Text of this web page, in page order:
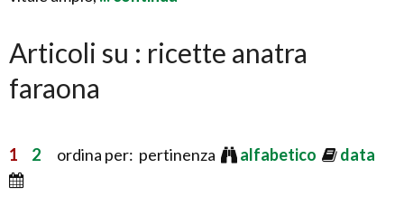
Articoli su : ricette anatra
faraona
1 2 ordina per: pertinenza alfabetico data